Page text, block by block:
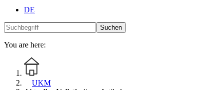
DE
Suchen
You are here:
UKM